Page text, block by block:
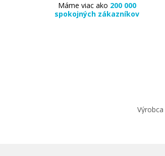
Máme viac ako 200 000
spokojných zákazníkov